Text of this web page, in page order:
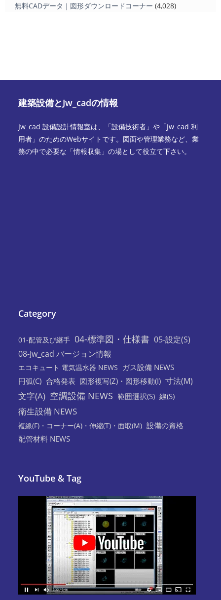
無料CADデータ｜図形ダウンロードコーナー (4,028)
建築設備とJw_cadの情報
Jw_cad 設備設計情報室は、「設備技術者」や「Jw_cad 利
用者」のためのWebサイトです。図面や管理業務など、業
務の中で必要な「情報収集」の場として役立て下さい。
Category
01-配管及び継手 04-標準図・仕様書 05-設定(S)
08-Jw_cad バージョン情報
エコキュート 電気温水器 NEWS
ガス設備 NEWS
円弧(C) 合格発表 図形複写(Z)・図形移動(I) 寸法(M)
文字(A) 空調設備 NEWS 範囲選択(S) 線(S)
衛生設備 NEWS
複線(F)・コーナー(A)・伸縮(T)・面取(M) 設備の資格
配管材料 NEWS
YouTube & Tag